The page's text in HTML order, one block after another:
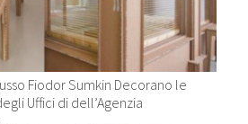
Fiodor Sumkin Decorano le
Uffici di dell’Agenzia